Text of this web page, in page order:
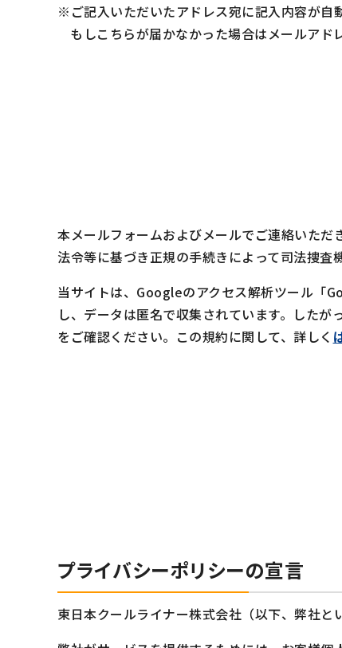
ご記入いただいたアドレス宛に記入内容が自
もしこちらが届かなかった場合はメールアド
本メールフォームおよびメールでご連絡いただ
法令等に基づき正規の手続きによって司法捜査
当サイトは、Googleのアクセス解析ツール「
し、データは匿名で収集されています。した
をご確認ください。この規約に関して、詳しく
プライバシーポリシーの宣言
東日本クールライナー株式会社（以下、弊社と